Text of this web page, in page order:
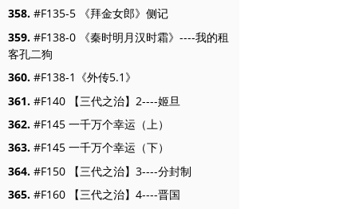
358. #F135-5 《拜金女郎》侧记
359. #F138-0 《秦时明月汉时霜》----我的租
客孔二狗
360. #F138-1《外传5.1》
361. #F140 【三代之治】2----姬旦
362. #F145 一千万个幸运（上）
363. #F145 一千万个幸运（下）
364. #F150 【三代之治】3----分封制
365. #F160 【三代之治】4----晋国